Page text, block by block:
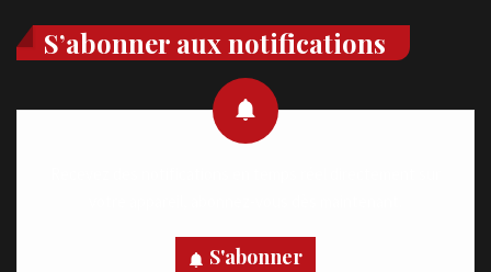
S’abonner aux notifications
S'abonner